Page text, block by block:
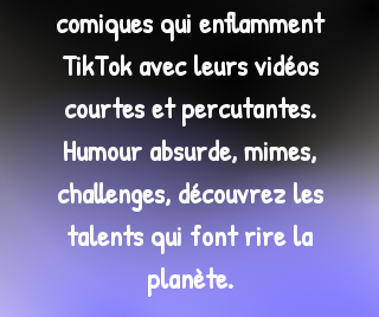
comiques qui enflamment
TikTok avec leurs vidéos
courtes et percutantes.
Humour absurde, mimes,
challenges, découvrez les
talents qui font rire la
planète.